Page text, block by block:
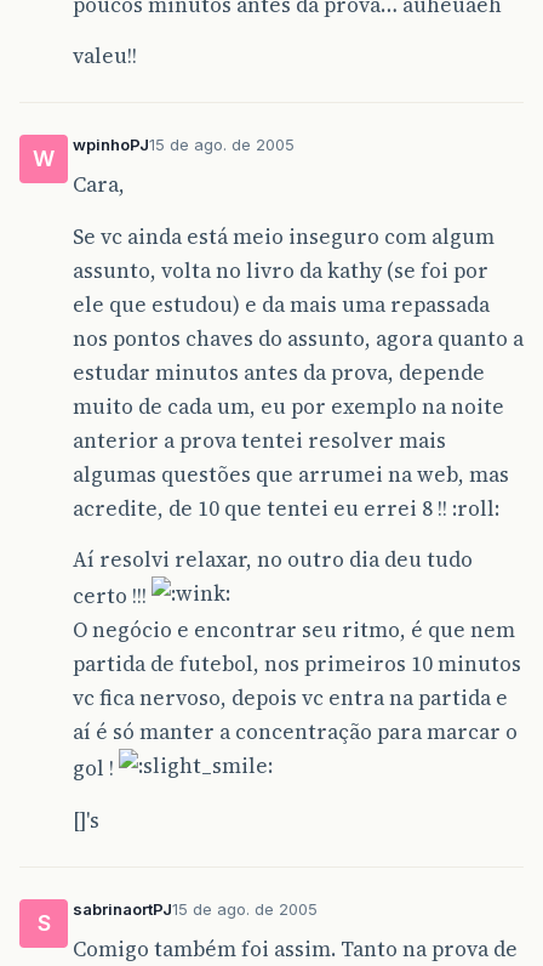
valeu!!
W
wpinhoPJ15 de ago. de 2005
Cara,
Se vc ainda está meio inseguro com algum
assunto, volta no livro da kathy (se foi por
ele que estudou) e da mais uma repassada
nos pontos chaves do assunto, agora quanto a
estudar minutos antes da prova, depende
muito de cada um, eu por exemplo na noite
anterior a prova tentei resolver mais
algumas questões que arrumei na web, mas
acredite, de 10 que tentei eu errei 8 !! :roll:
Aí resolvi relaxar, no outro dia deu tudo
certo !!!
O negócio e encontrar seu ritmo, é que nem
partida de futebol, nos primeiros 10 minutos
vc fica nervoso, depois vc entra na partida e
aí é só manter a concentração para marcar o
gol !
[]'s
S
sabrinaortPJ15 de ago. de 2005
Comigo também foi assim. Tanto na prova de